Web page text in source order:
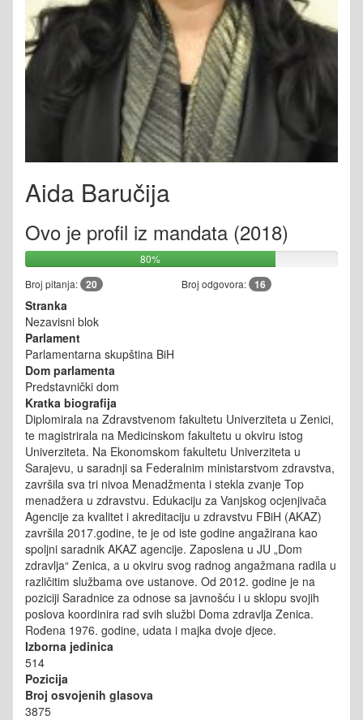
Aida Baručija
Ovo je profil iz mandata (2018)
80%
Broj pitanja: 20 Broj odgovora: 16
Stranka
Nezavisni blok
Parlament
Parlamentarna skupština BiH
Dom parlamenta
Predstavnički dom
Kratka biografija
Diplomirala na Zdravstvenom fakultetu Univerziteta u Zenici,
te magistrirala na Medicinskom fakultetu u okviru istog
Univerziteta. Na Ekonomskom fakultetu Univerziteta u
Sarajevu, u saradnji sa Federalnim ministarstvom zdravstva,
završila sva tri nivoa Menadžmenta i stekla zvanje Top
menadžera u zdravstvu. Edukaciju za Vanjskog ocjenjivača
Agencije za kvalitet i akreditaciju u zdravstvu FBiH (AKAZ)
završila 2017.godine, te je od iste godine angažirana kao
spoljni saradnik AKAZ agencije. Zaposlena u JU „Dom
zdravlja“ Zenica, a u okviru svog radnog angažmana radila u
različitim službama ove ustanove. Od 2012. godine je na
poziciji Saradnice za odnose sa javnošću i u sklopu svojih
poslova koordinira rad svih službi Doma zdravlja Zenica.
Rođena 1976. godine, udata i majka dvoje djece.
Izborna jedinica
514
Pozicija
Broj osvojenih glasova
3875